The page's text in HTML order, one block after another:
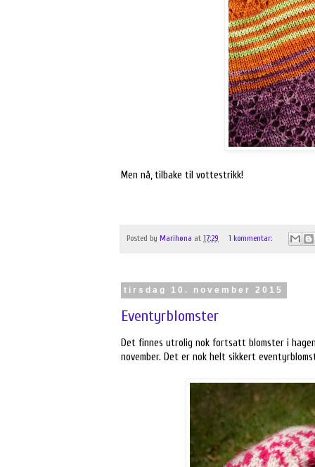
Men nå, tilbake til vottestrikk!
Posted by Marihøna at 17:29 1 kommentar:
tirsdag 10. november 2015
Eventyrblomster
Det finnes utrolig nok fortsatt blomster i
november. Det er nok helt sikkert